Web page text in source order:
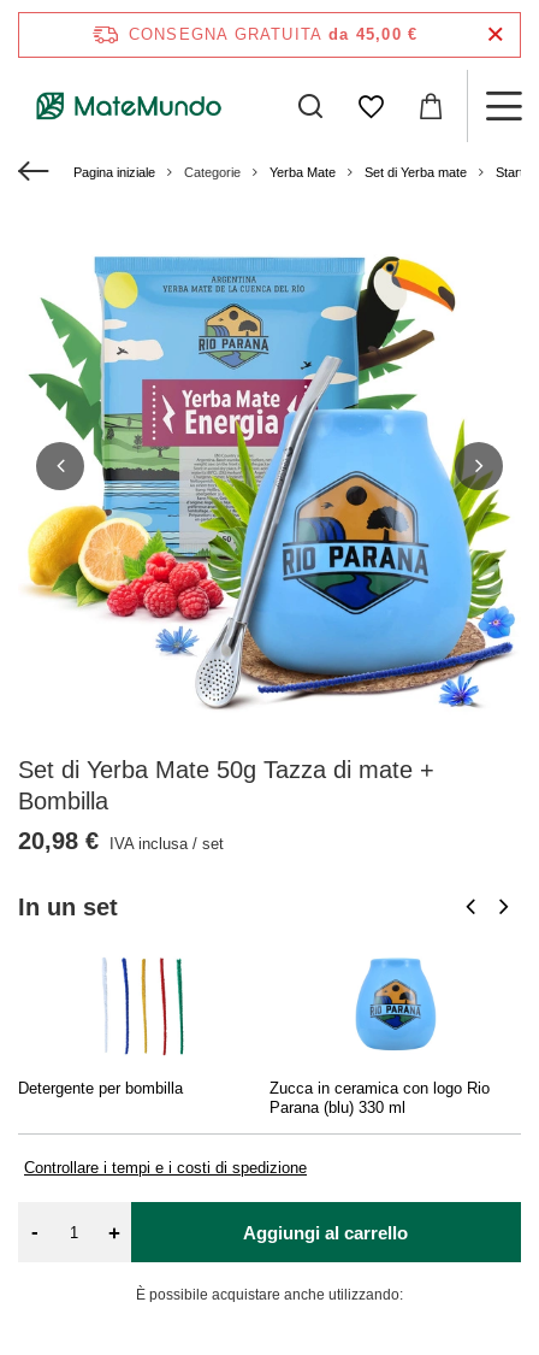
CONSEGNA GRATUITA da 45,00 €
Pagina iniziale Categorie Yerba Mate Set di Yerba mate Starter
Set di Yerba Mate 50g Tazza di mate +
Bombilla
In un set
Detergente per bombilla
Zucca in ceramica con logo Rio
Parana (blu) 330 ml
Controllare i tempi e i costi di spedizione
20,98 € IVA inclusa/ set
- + Aggiungi al carrello
È possibile acquistare anche utilizzando: